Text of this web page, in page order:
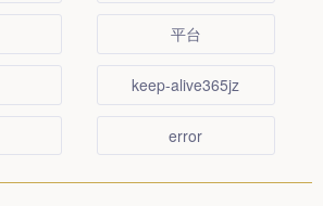
平台
keep-alive365jz
error